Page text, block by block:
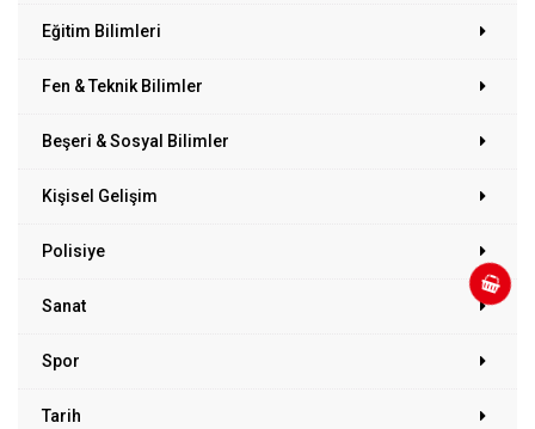
Eğitim Bilimleri
Fen & Teknik Bilimler
Beşeri & Sosyal Bilimler
Kişisel Gelişim
Polisiye
Sanat
Spor
Tarih